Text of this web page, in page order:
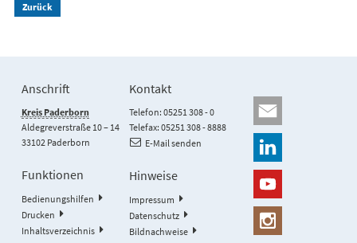
Zurück
Anschrift
Kreis Paderborn
Aldegreverstraße 10 – 14
33102 Paderborn
Kontakt
Telefon: 05251 308 - 0
Telefax: 05251 308 - 8888
E-Mail senden
Funktionen
Bedienungshilfen
Drucken
Inhaltsverzeichnis
Hinweise
Impressum
Datenschutz
Bildnachweise